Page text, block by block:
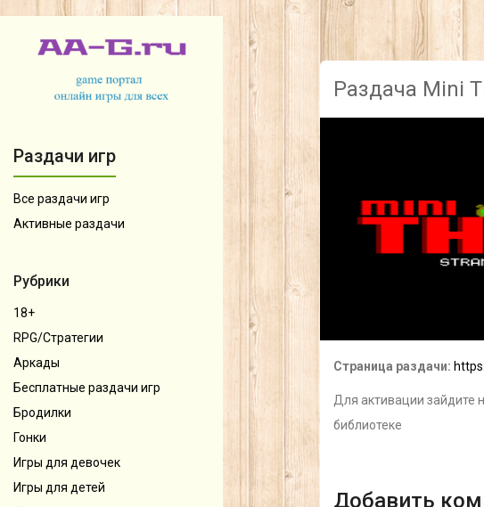
Раздачи игр
Все раздачи игр
Активные раздачи
Рубрики
18+
RPG/Стратегии
Аркады
Бесплатные раздачи игр
Бродилки
Гонки
Игры для девочек
Игры для детей
Раздача Mini
Страница раздачи:
Для активации зайдите
библиотеке
Добавить